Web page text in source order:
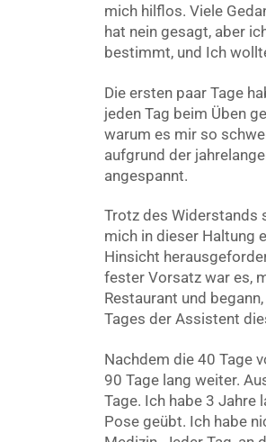
mich hilflos. Viele
hat nein gesagt, aber
bestimmt, und Ich
Die ersten paar Tage
jeden Tag beim Üben
warum es mir so
aufgrund der
angespannt.
Trotz des Widerstands
mich in dieser Haltung
Hinsicht
fester Vorsatz war es,
Restaurant und
Tages der Assistent
Nachdem die 40 Tage
90 Tage lang weiter.
Tage. Ich habe 3 Jahre
Pose geübt. Ich habe